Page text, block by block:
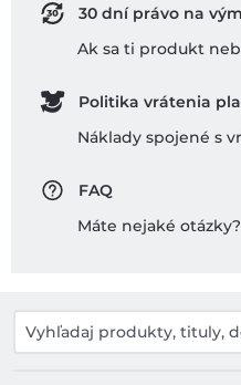
30 dní právo na
Ak sa ti produkt
Politika vrátenia
Náklady spojené s
FAQ
Máte nejaké